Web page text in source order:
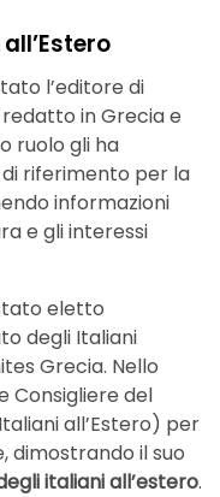
l’editore di
redatto in Grecia e
ruolo gli ha
riferimento per la
informazioni
e gli interessi
eletto
degli Italiani
Grecia. Nello
Consigliere del
all’Estero) per
dimostrando il suo
italiani all’estero.